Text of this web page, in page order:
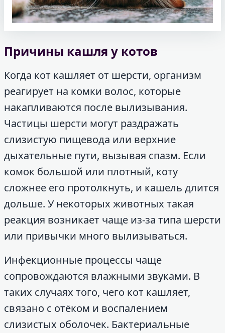
Причины кашля у котов
Когда кот кашляет от шерсти, организм
реагирует на комки волос, которые
накапливаются после вылизывания.
Частицы шерсти могут раздражать
слизистую пищевода или верхние
дыхательные пути, вызывая спазм. Если
комок большой или плотный, коту
сложнее его протолкнуть, и кашель длится
дольше. У некоторых животных такая
реакция возникает чаще из-за типа шерсти
или привычки много вылизываться.
Инфекционные процессы чаще
сопровождаются влажными звуками. В
таких случаях того, чего кот кашляет,
связано с отёком и воспалением
слизистых оболочек. Бактериальные